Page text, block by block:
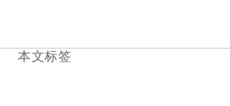
本文标签